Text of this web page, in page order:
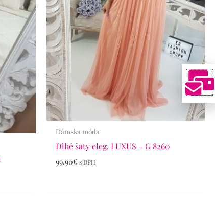
Dámska móda
Dlhé šaty eleg. LUXUS – G 8260
99.90€ s DPH